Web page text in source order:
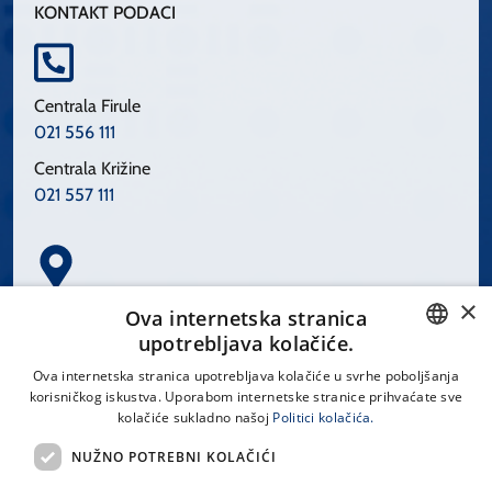
KONTAKT PODACI
Centrala Firule
021 556 111
Centrala Križine
021 557 111
Spinčićeva 1, 21000 Split
CROATIAN
×
Ova internetska stranica
upotrebljava kolačiće.
Ova internetska stranica upotrebljava kolačiće u svrhe poboljšanja
korisničkog iskustva. Uporabom internetske stranice prihvaćate sve
kolačiće sukladno našoj Politici kolačića.
NUŽNO POTREBNI KOLAČIĆI